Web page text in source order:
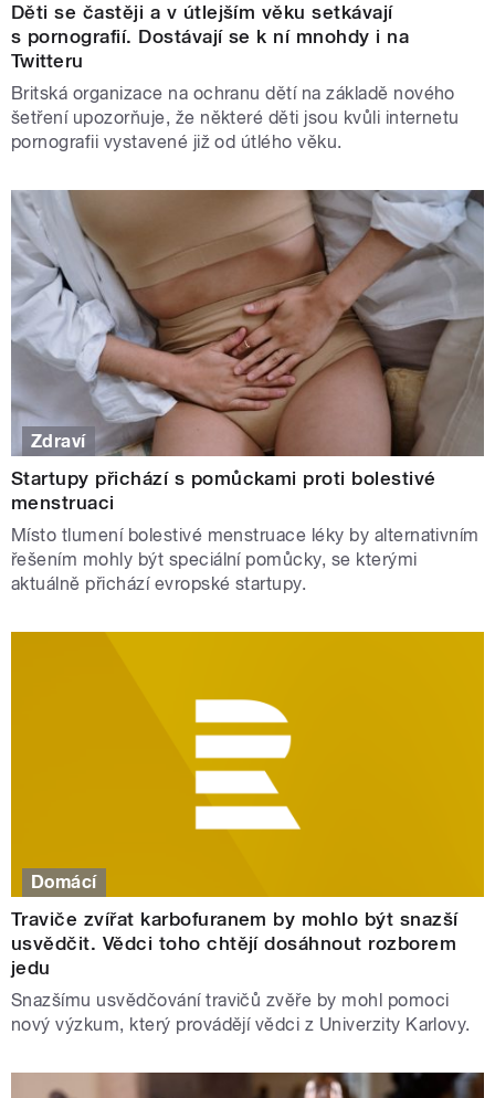
Děti se častěji a v útlejším věku setkávají
s pornografií. Dostávají se k ní mnohdy i na
Twitteru
Britská organizace na ochranu dětí na základě nového
šetření upozorňuje, že některé děti jsou kvůli internetu
pornografii vystavené již od útlého věku.
Zdraví
Startupy přichází s pomůckami proti bolestivé
menstruaci
Místo tlumení bolestivé menstruace léky by alternativním
řešením mohly být speciální pomůcky, se kterými
aktuálně přichází evropské startupy.
Domácí
Traviče zvířat karbofuranem by mohlo být snazší
usvědčit. Vědci toho chtějí dosáhnout rozborem
jedu
Snazšímu usvědčování travičů zvěře by mohl pomoci
nový výzkum, který provádějí vědci z Univerzity Karlovy.